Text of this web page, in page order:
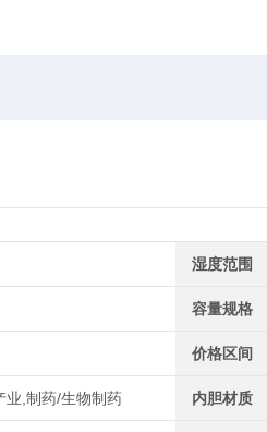
湿度范围
容量规格
价格区间
业,制药/生物制药 内胆材质